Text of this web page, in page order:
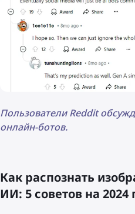
Пользователи Reddit
онлайн-ботов.
Как распознать
ИИ: 5 советов на 2024